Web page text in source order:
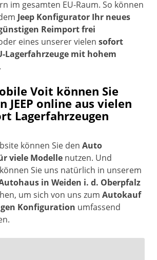
im gesamten EU-Raum. So können
Jeep Konfigurator Ihr neues
Reimport frei
eines unserer vielen sofort
Lagerfahrzeuge mit hohem
.
Voit können Sie
JEEP online aus vielen
Lagerfahrzeugen
können Sie den Auto
viele Modelle nutzen. Und
Sie uns natürlich in unserem
in Weiden i. d. Oberpfalz
um sich von uns zum Autokauf
Konfiguration umfassend